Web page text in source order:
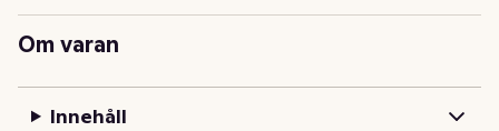
Om varan
Innehåll